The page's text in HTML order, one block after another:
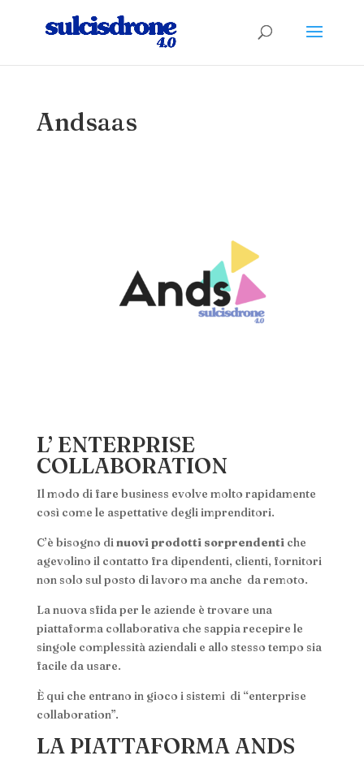
Andsaas
L’ ENTERPRISE
COLLABORATION
Il modo di fare business evolve molto rapidamente
così come le aspettative degli imprenditori.
C’è bisogno dinuovi prodotti sorprendenti che
agevolino il contatto fra dipendenti, clienti, fornitori
non solo sul posto di lavoro ma anche da remoto.
La nuova sfida per le aziende è trovare una
piattaforma collaborativa che sappia recepire le
singole complessità aziendali e allo stesso tempo sia
facile da usare.
È qui che entrano in gioco i sistemi di “enterprise
collaboration”.
LA PIATTAFORMA ANDS